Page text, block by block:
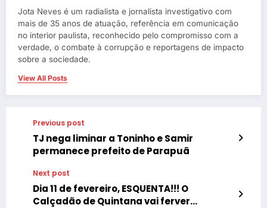
Jota Neves é um radialista e jornalista investigativo com
mais de 35 anos de atuação, referência em comunicação
no interior paulista, reconhecido pelo compromisso com a
verdade, o combate à corrupção e reportagens de impacto
sobre a sociedade.
View All Posts
Previous post
TJ nega liminar a Toninho e Samir
permanece prefeito de Parapuã
Next post
Dia 11 de fevereiro, ESQUENTA!!! O
Calçadão de Quintana vai ferver…